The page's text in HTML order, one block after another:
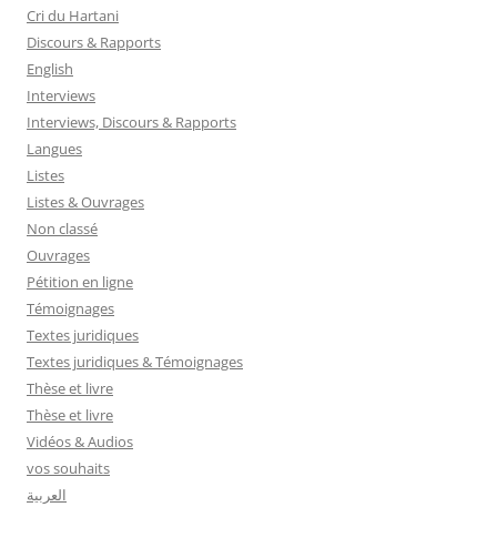
Cri du Hartani
Discours & Rapports
English
Interviews
Interviews, Discours & Rapports
Langues
Listes
Listes & Ouvrages
Non classé
Ouvrages
Pétition en ligne
Témoignages
Textes juridiques
Textes juridiques & Témoignages
Thèse et livre
Thèse et livre
Vidéos & Audios
vos souhaits
العربية